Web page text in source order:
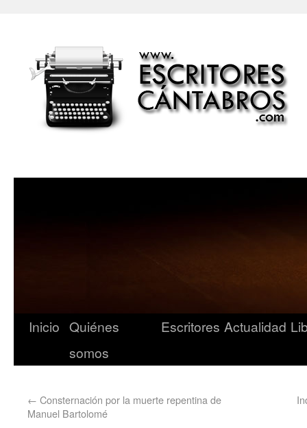
Inicio Quiénes
somos
Escritores Actualidad
← Consternación por la muerte repentina de
Manuel Bartolomé